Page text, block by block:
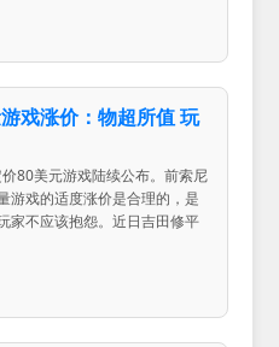
戏涨价：物超所值 玩
80美元游戏陆续公布。前索尼
游戏的适度涨价是合理的，是
家不应该抱怨。近日吉田修平